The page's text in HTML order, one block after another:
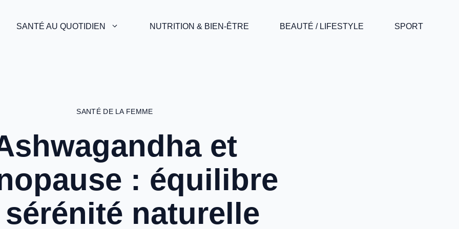
SANTÉ AU QUOTIDIEN NUTRITION & BIEN-ÊTRE BEAUTÉ / LIFESTYLE SPORT
SANTÉ DE LA FEMME
et
: équilibre
sérénité naturelle